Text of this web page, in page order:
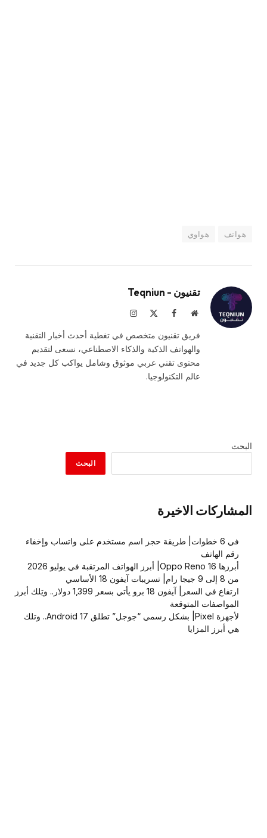
هواتف هواوي
تقنيون - Teqniun
موقعفيسبوك الانستغرام
فريق تقنيون متخصص في تغطية أحدث أخبار التقنية
والهواتف الذكية والذكاء الاصطناعي، نسعى لتقديم
محتوى تقني عربي موثوق وشامل يواكب كل جديد في
عالم التكنولوجيا.
البحث
البحث
المشاركات الاخيرة
في 6 خطوات| طريقة حجز اسم مستخدم على واتساب وإخفاء
رقم الهاتف
أبرزها Oppo Reno 16| أبرز الهواتف المرتقبة في يوليو 2026
من 8 إلى 9 جيجا رام| تسريبات آيفون 18 الأساسي
ارتفاع في السعر| آيفون 18 برو يأتي بسعر 1,399 دولار.. وتِلك أبرز
المواصفات المتوقعة
لأجهزة Pixel| بشكل رسمي “جوجل” تطلق Android 17.. وتلك
هي أبرز المزايا